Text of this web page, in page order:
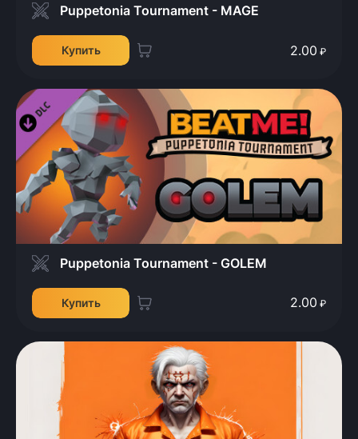
Puppetonia Tournament - MAGE
Купить 2.00 ₽
Puppetonia Tournament - GOLEM
Купить 2.00 ₽